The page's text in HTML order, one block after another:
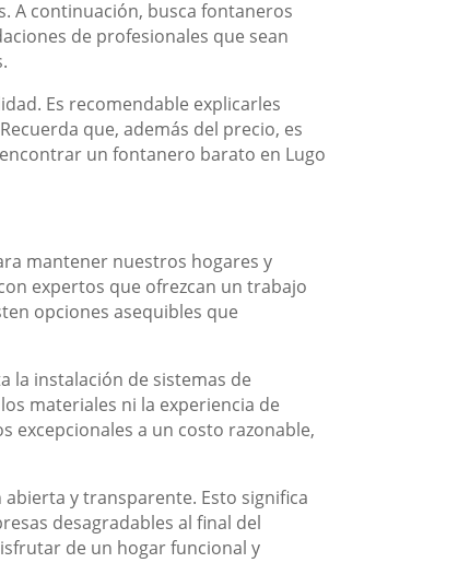
A continuación, busca fontaneros
de profesionales que sean
Es recomendable explicarles
que, además del precio, es
un fontanero barato en Lugo
mantener nuestros hogares y
expertos que ofrezcan un trabajo
opciones asequibles que
la instalación de sistemas de
materiales ni la experiencia de
excepcionales a un costo razonable,
y transparente. Esto significa
desagradables al final del
de un hogar funcional y